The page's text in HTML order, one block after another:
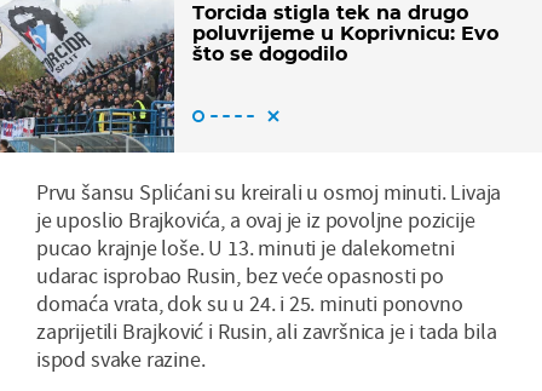
Torcida stigla tek na drugo
poluvrijeme u Koprivnicu: Evo
što se dogodilo
Prvu šansu Splićani su kreirali u osmoj minuti. Livaja
je uposlio Brajkovića, a ovaj je iz povoljne pozicije
pucao krajnje loše. U 13. minuti je dalekometni
udarac isprobao Rusin, bez veće opasnosti po
domaća vrata, dok su u 24. i 25. minuti ponovno
zaprijetili Brajković i Rusin, ali završnica je i tada bila
ispod svake razine.